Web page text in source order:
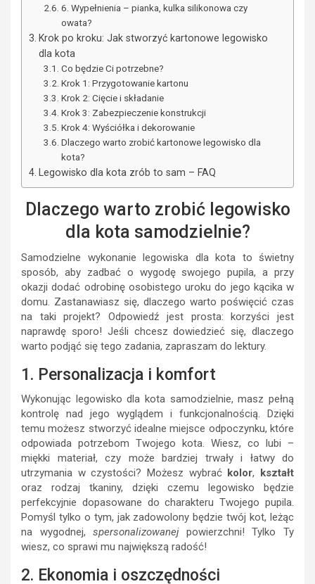
6. Wypełnienia – pianka, kulka silikonowa czy
owata?
Krok po kroku: Jak stworzyć kartonowe legowisko
dla kota
Co będzie Ci potrzebne?
Krok 1: Przygotowanie kartonu
Krok 2: Cięcie i składanie
Krok 3: Zabezpieczenie konstrukcji
Krok 4: Wyściółka i dekorowanie
Dlaczego warto zrobić kartonowe legowisko dla
kota?
Legowisko dla kota zrób to sam – FAQ
Dlaczego warto zrobić legowisko
dla kota samodzielnie?
Samodzielne wykonanie legowiska dla kota to świetny
sposób, aby zadbać o wygodę swojego pupila, a przy
okazji dodać odrobinę osobistego uroku do jego kącika w
domu. Zastanawiasz się, dlaczego warto poświęcić czas
na taki projekt? Odpowiedź jest prosta: korzyści jest
naprawdę sporo! Jeśli chcesz dowiedzieć się, dlaczego
warto podjąć się tego zadania, zapraszam do lektury.
1. Personalizacja i komfort
Wykonując legowisko dla kota samodzielnie, masz pełną
kontrolę nad jego wyglądem i funkcjonalnością. Dzięki
temu możesz stworzyć idealne miejsce odpoczynku, które
odpowiada potrzebom Twojego kota. Wiesz, co lubi –
miękki materiał, czy może bardziej trwały i łatwy do
utrzymania w czystości? Możesz wybrać kolor,
kształt
oraz rodzaj tkaniny, dzięki czemu legowisko będzie
perfekcyjnie dopasowane do charakteru Twojego pupila.
Pomyśl tylko o tym, jak zadowolony będzie twój kot, leżąc
na wygodnej,spersonalizowanejpowierzchni! Tylko Ty
wiesz, co sprawi mu największą radość!
2. Ekonomia i oszczędności